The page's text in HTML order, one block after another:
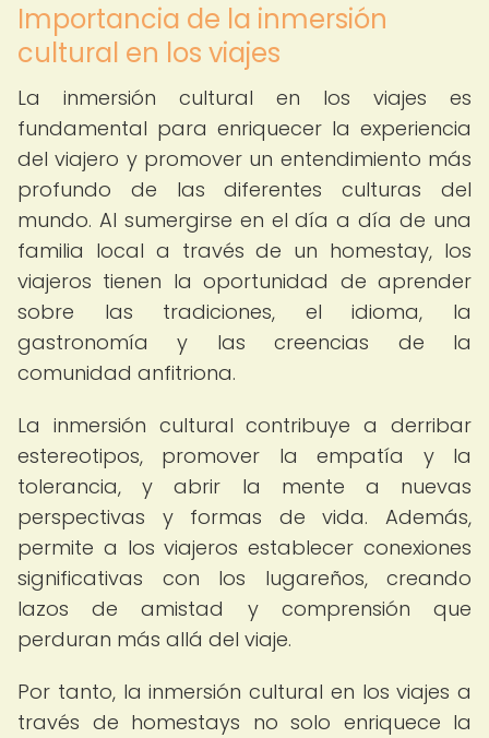
Importancia de la inmersión
cultural en los viajes
La inmersión cultural en los viajes es
fundamental para enriquecer la experiencia
del viajero y promover un entendimiento más
profundo de las diferentes culturas del
mundo. Al sumergirse en el día a día de una
familia local a través de un homestay, los
viajeros tienen la oportunidad de aprender
sobre las tradiciones, el idioma, la
gastronomía y las creencias de la
comunidad anfitriona.
La inmersión cultural contribuye a derribar
estereotipos, promover la empatía y la
tolerancia, y abrir la mente a nuevas
perspectivas y formas de vida. Además,
permite a los viajeros establecer conexiones
significativas con los lugareños, creando
lazos de amistad y comprensión que
perduran más allá del viaje.
Por tanto, la inmersión cultural en los viajes a
través de homestays no solo enriquece la